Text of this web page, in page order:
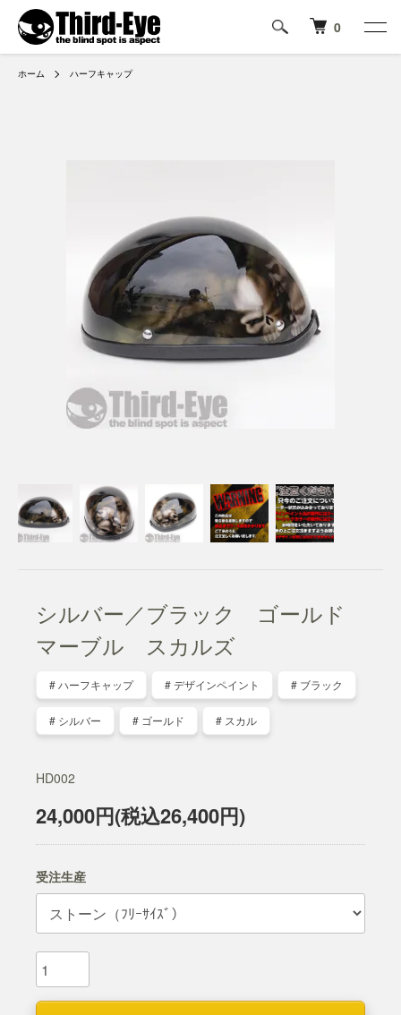
0
ホーム ハーフキャップ
シルバー／ブラック ゴールド
マーブル スカルズ
# ハーフキャップ # デザインペイント # ブラック
# シルバー # ゴールド # スカル
HD002
24,000円(税込26,400円)
受注生産